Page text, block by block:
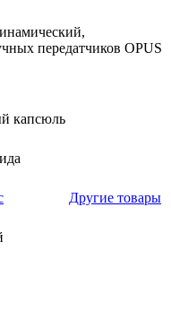
передатчиков OPUS
капсюль
Другие товары